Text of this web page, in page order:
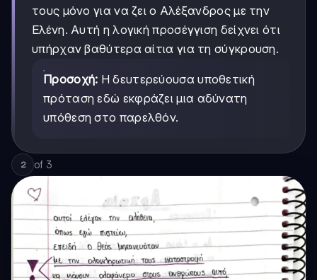
τους μόνο για να ζει ο Αλέξανδρος με την
Ελένη. Αυτή η λογική προσέγγιση δείχνει ότι
υπήρχαν βαθύτερα αίτια για τη σύγκρουση.
Προσοχή: Η δευτερεύουσα υποθετική
πρόταση εδώ εκφράζει μια αδύνατη
υπόθεση στο παρελθόν.
2 of 3